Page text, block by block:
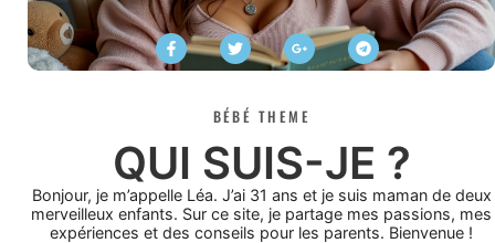
BÉBÉ THEME
QUI SUIS-JE ?
Bonjour, je m’appelle Léa. J’ai 31 ans et je suis maman de deux
merveilleux enfants. Sur ce site, je partage mes passions, mes
expériences et des conseils pour les parents. Bienvenue !